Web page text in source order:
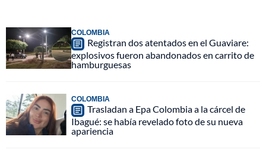
COLOMBIA
Registran dos atentados en el Guaviare:
explosivos fueron abandonados en carrito de
hamburguesas
COLOMBIA
Trasladan a Epa Colombia a la cárcel de
Ibagué: se había revelado foto de su nueva
apariencia